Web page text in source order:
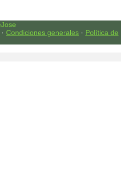
· Condiciones generales · Política de